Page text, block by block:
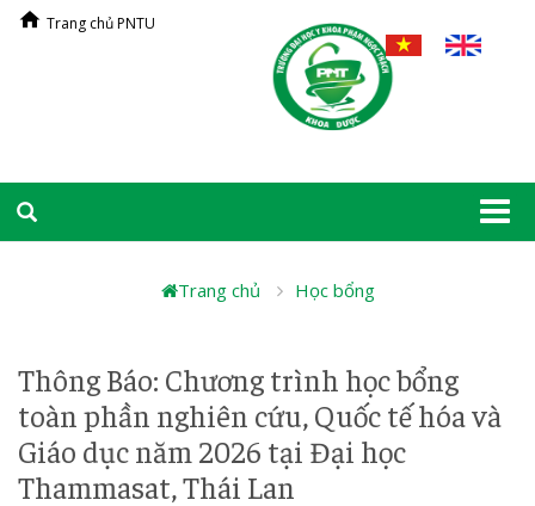
Trang chủ PNTU
Trang chủ Học bổng
Thông Báo: Chương trình học bổng
toàn phần nghiên cứu, Quốc tế hóa và
Giáo dục năm 2026 tại Đại học
Thammasat, Thái Lan